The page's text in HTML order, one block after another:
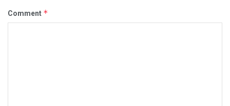
Comment *